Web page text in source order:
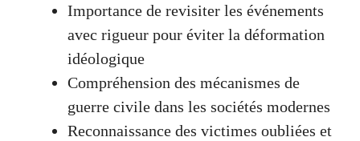
Importance de revisiter les événements
avec rigueur pour éviter la déformation
idéologique
Compréhension des mécanismes de
guerre civile dans les sociétés modernes
Reconnaissance des victimes oubliées et